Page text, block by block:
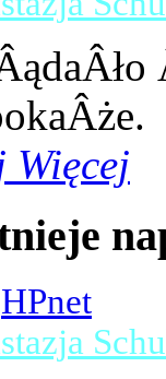
Więcej
HPnet